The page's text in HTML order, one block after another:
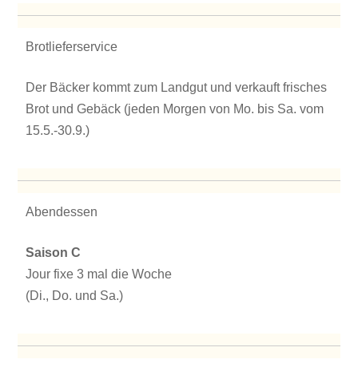
Brotlieferservice
Der Bäcker kommt zum Landgut und verkauft frisches
Brot und Gebäck (jeden Morgen von Mo. bis Sa. vom
15.5.-30.9.)
Abendessen
Saison C
Jour fixe 3 mal die Woche
(Di., Do. und Sa.)